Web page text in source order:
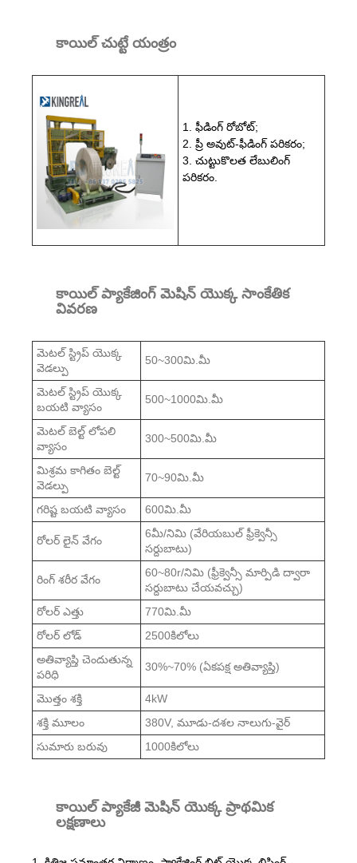
కాయిల్ చుట్టే యంత్రం
1. ఫీడింగ్ రోబోట్;
2. ప్రీ అవుట్-ఫీడింగ్ పరికరం;
3. చుట్టుకొలత లేబులింగ్
పరికరం.
కాయిల్ ప్యాకేజింగ్ మెషిన్ యొక్క సాంకేతిక
వివరణ
మెటల్ స్ట్రిప్ యొక్క
వెడల్పు
50~300మి.మీ
మెటల్ స్ట్రిప్ యొక్క
బయటి వ్యాసం
500~1000మి.మీ
మెటల్ బెల్ట్ లోపలి
వ్యాసం
300~500మి.మీ
మిశ్రమ కాగితం బెల్ట్
వెడల్పు
70~90మి.మీ
గరిష్ట బయటి వ్యాసం 600మి.మీ
రోలర్ లైన్ వేగం
6మీ/నిమి (వేరియబుల్ ఫ్రీక్వెన్సీ
సర్దుబాటు)
రింగ్ శరీర వేగం
60~80r/నిమి (ఫ్రీక్వెన్సీ మార్పిడి ద్వారా
సర్దుబాటు చేయవచ్చు)
రోలర్ ఎత్తు
770మి.మీ
రోలర్ లోడ్
2500కిలోలు
అతివ్యాప్తి చెందుతున్న
పరిధి
30%~70% (ఏకపక్ష అతివ్యాప్తి)
మొత్తం శక్తి
4kW
శక్తి మూలం
380V, మూడు-దశల నాలుగు-వైర్
సుమారు బరువు
1000కిలోలు
కాయిల్ ప్యాకేజీ మెషిన్ యొక్క ప్రాథమిక
లక్షణాలు